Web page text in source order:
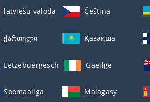
latviešu valoda Čeština
ქართული Қазақша
Lëtzebuergesch Gaeilge
Soomaaliga Malagasy